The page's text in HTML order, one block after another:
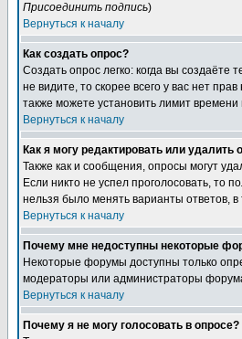
Присоединить подпись)
Вернуться к началу
Как создать опрос?
Создать опрос легко: когда вы
не видите, то скорее всего у вас нет
также можете установить лимит
Вернуться к началу
Как я могу редактировать или удалить
Также как и сообщения, опросы могут
Если никто не успел проголосовать, то
нельзя было менять варианты ответов,
Вернуться к началу
Почему мне недоступны некоторые
Некоторые форумы доступны только
модераторы или администраторы
Вернуться к началу
Почему я не могу голосовать в опросе?